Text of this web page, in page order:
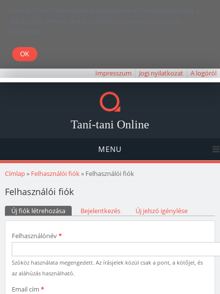
Kedves Olvasó! Weboldalunk böngészésével Ön elfogadja, hogy a
felhasználói élmény javítása céljából cookie-kat használunk.
Köszönjük!
Impresszum Jogi nyilatkozat A logóról
Taní-tani Online
MENU
Jelenlegi hely
Címlap» Felhasználói fiók» Felhasználói fiók
Felhasználói fiók
Elsődleges fülek
Új fiók létrehozása (aktív fül)Bejelentkezés Új jelszó igénylése
Felhasználónév*
Szóköz használata megengedett. Az írásjelek közül csak a pont, a kötőjel, és
az aláhúzás használható.
Email cím *